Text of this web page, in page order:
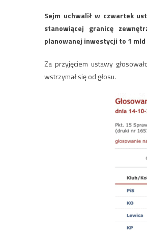
Sejm uchwalił w czwartek
stanowiącej granicę
planowanej inwestycji to 1 mld
Za przyjęciem ustawy
wstrzymał się od głosu.